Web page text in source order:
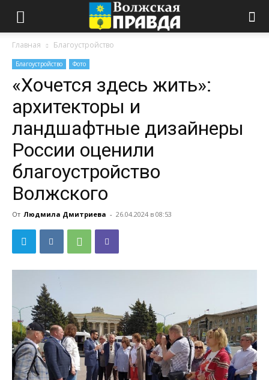
Главная Благоустройство
Благоустройство Фото
«Хочется здесь жить»:
архитекторы и
ландшафтные дизайнеры
России оценили
благоустройство
Волжского
От Людмила Дмитриева - 26.04.2024 в 08:53